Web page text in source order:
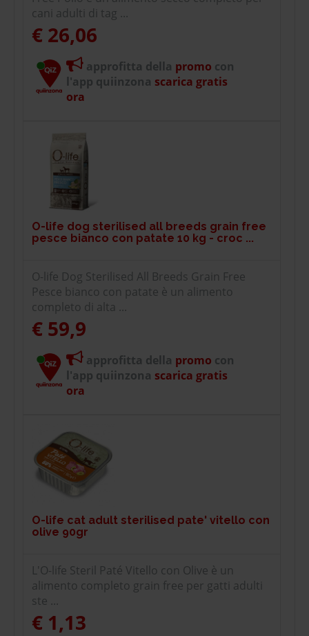
cani adulti di tag ...
€ 26,06
approfitta della promo con
l'app quiinzona scarica gratis
ora
O-life dog sterilised all breeds grain free
pesce bianco con patate 10 kg - croc ...
O-life Dog Sterilised All Breeds Grain Free
Pesce bianco con patate è un alimento
completo di alta ...
€ 59,9
approfitta della promo con
l'app quiinzona scarica gratis
ora
O-life cat adult sterilised pate' vitello con
olive 90gr
L'O-life Steril Paté Vitello con Olive è un
alimento completo grain free per gatti adulti
ste ...
€ 1,13